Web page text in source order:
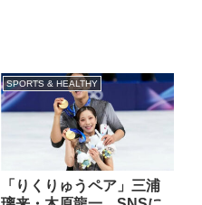
SPORTS & HEALTHY
「りくりゅうペア」三浦